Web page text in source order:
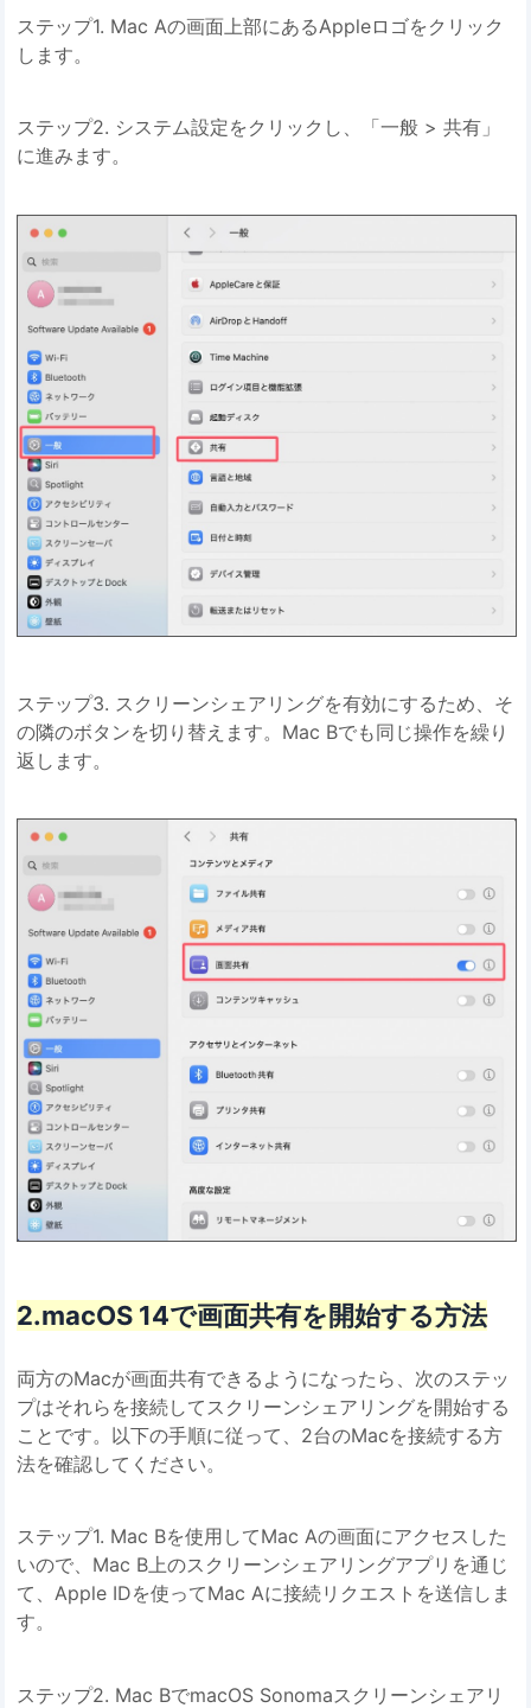
ステップ1. Mac Aの画面上部にあるAppleロゴをクリック
します。
ステップ2. システム設定をクリックし、「一般 > 共有」
に進みます。
ステップ3. スクリーンシェアリングを有効にするため、そ
の隣のボタンを切り替えます。Mac Bでも同じ操作を繰り
返します。
2.macOS 14で画面共有を開始する方法
両方のMacが画面共有できるようになったら、次のステッ
プはそれらを接続してスクリーンシェアリングを開始する
ことです。以下の手順に従って、2台のMacを接続する方
法を確認してください。
ステップ1. Mac Bを使用してMac Aの画面にアクセスした
いので、Mac B上のスクリーンシェアリングアプリを通じ
て、Apple IDを使ってMac Aに接続リクエストを送信しま
す。
ステップ2. Mac BでmacOS Sonomaスクリーンシェアリ